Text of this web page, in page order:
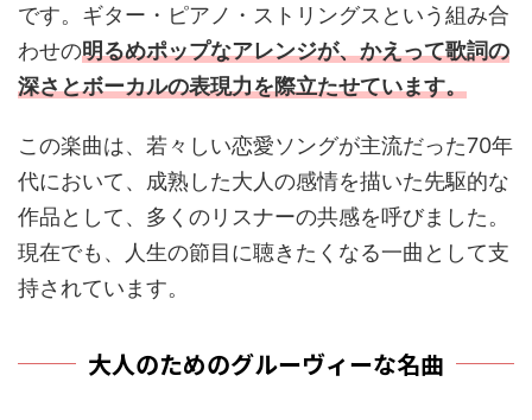
です。ギター・ピアノ・ストリングスという組み合
わせの明るめポップなアレンジが、かえって歌詞の
深さとボーカルの表現力を際立たせています。
この楽曲は、若々しい恋愛ソングが主流だった70年
代において、成熟した大人の感情を描いた先駆的な
作品として、多くのリスナーの共感を呼びました。
現在でも、人生の節目に聴きたくなる一曲として支
持されています。
大人のためのグルーヴィーな名曲